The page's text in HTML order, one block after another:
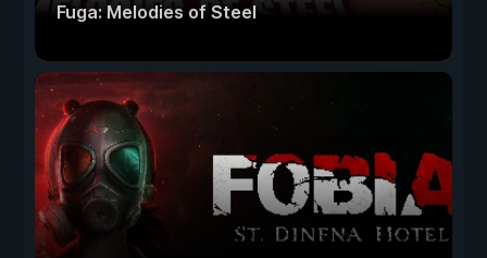
Fuga: Melodies of Steel